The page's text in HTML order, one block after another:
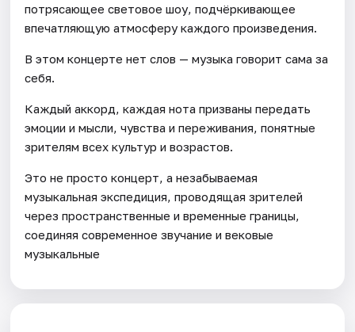
потрясающее световое шоу, подчёркивающее
впечатляющую атмосферу каждого произведения.
В этом концерте нет слов — музыка говорит сама за
себя.
Каждый аккорд, каждая нота призваны передать
эмоции и мысли, чувства и переживания, понятные
зрителям всех культур и возрастов.
Это не просто концерт, а незабываемая
музыкальная экспедиция, проводящая зрителей
через пространственные и временные границы,
соединяя современное звучание и вековые
музыкальные